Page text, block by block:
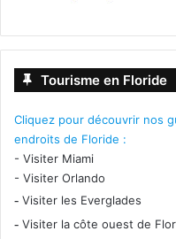
Tourisme en Floride
Cliquez pour découvrir nos
endroits de Floride :
- Visiter Miami
- Visiter Orlando
- Visiter les Everglades
- Visiter la côte ouest de